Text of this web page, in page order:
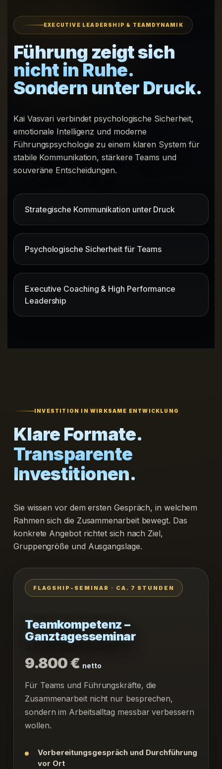
EXECUTIVE LEADERSHIP & TEAMDYNAMIK
Führung zeigt sich
nicht in Ruhe.
Sondern unter Druck.
Kai Vasvari verbindet psychologische Sicherheit,
emotionale Intelligenz und moderne
Führungspsychologie zu einem klaren System für
stabile Kommunikation, stärkere Teams und
souveräne Entscheidungen.
Strategische Kommunikation unter Druck
Psychologische Sicherheit für Teams
Executive Coaching & High Performance
Leadership
INVESTITION IN WIRKSAME ENTWICKLUNG
Klare Formate.
Transparente
Investitionen.
Sie wissen vor dem ersten Gespräch, in welchem
Rahmen sich die Zusammenarbeit bewegt. Das
konkrete Angebot richtet sich nach Ziel,
Gruppengröße und Ausgangslage.
FLAGSHIP-SEMINAR · CA. 7 STUNDEN
Teamkompetenz –
Ganztagesseminar
9.800 € netto
Für Teams und Führungskräfte, die
Zusammenarbeit nicht nur besprechen,
sondern im Arbeitsalltag messbar verbessern
wollen.
Vorbereitungsgespräch und Durchführung
vor Ort